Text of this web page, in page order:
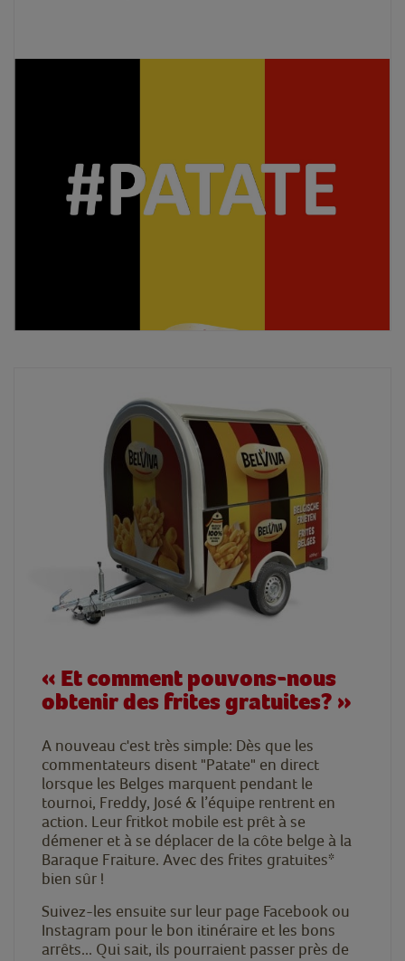
« Et comment pouvons-nous
obtenir des frites gratuites? »
A nouveau c'est très simple: Dès que les
commentateurs disent "Patate" en direct
lorsque les Belges marquent pendant le
tournoi, Freddy, José & l’équipe rentrent en
action. Leur fritkot mobile est prêt à se
démener et à se déplacer de la côte belge à la
Baraque Fraiture. Avec des frites gratuites*
bien sûr !
Suivez-les ensuite sur leur page Facebook ou
Instagram pour le bon itinéraire et les bons
arrêts... Qui sait, ils pourraient passer près de